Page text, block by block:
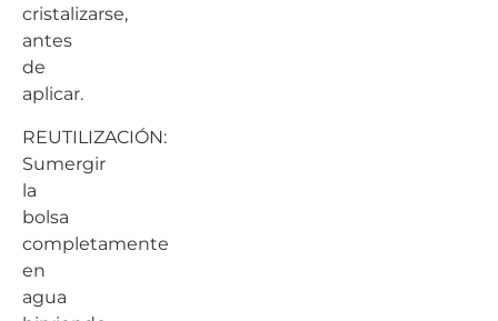
cristalizarse,
antes
de
aplicar.
REUTILIZACIÓN:
Sumergir
la
bolsa
completamente
en
agua